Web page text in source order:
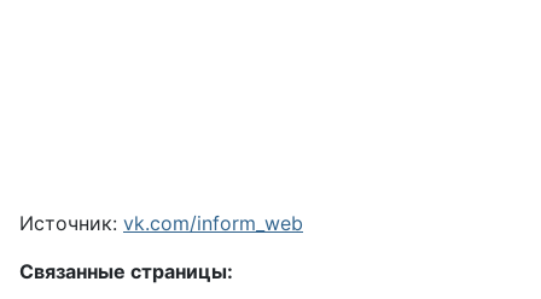
Источник: vk.com/inform_web
Связанные страницы: